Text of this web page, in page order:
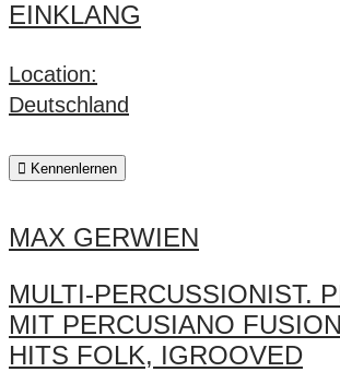
EINKLANG
Location:
Deutschland
Kennenlernen
MAX GERWIEN
MULTI-PERCUSSIONIST.
MIT PERCUSIANO
HITS FOLK, IGROOVED